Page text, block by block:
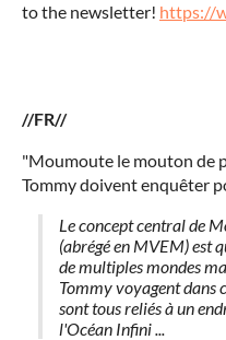
to the newsletter! https://
//FR//
"Moumoute le mouton de
Tommy doivent enquêter
Le concept central de
(abrégé en MVEM) est
de multiples mondes
Tommy voyagent dans
sont tous reliés à un
l'Océan Infini ...